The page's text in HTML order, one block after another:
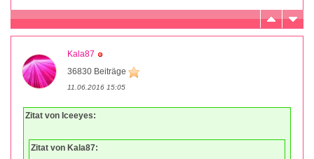
Kala87
36830 Beiträge
11.06.2016 15:05
Zitat von Iceeyes:
Zitat von Kala87: